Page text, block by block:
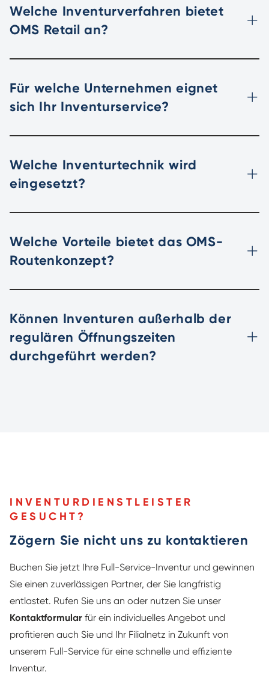
Welche Inventurverfahren bietet
OMS Retail an?
Für welche Unternehmen eignet
sich Ihr Inventurservice?
Welche Inventurtechnik wird
eingesetzt?
Welche Vorteile bietet das OMS-
Routenkonzept?
Können Inventuren außerhalb der
regulären Öffnungszeiten
durchgeführt werden?
INVENTURDIENSTLEISTER
GESUCHT?
Zögern Sie nicht uns zu kontaktieren
Buchen Sie jetzt Ihre Full-Service-Inventur und gewinnen
Sie einen zuverlässigen Partner, der Sie langfristig
entlastet. Rufen Sie uns an oder nutzen Sie unser
Kontaktformular für ein individuelles Angebot und
profitieren auch Sie und Ihr Filialnetz in Zukunft von
unserem Full-Service für eine schnelle und effiziente
Inventur.